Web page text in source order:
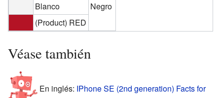
Negro
Blanco
(Product) RED
Véase también
En inglés: IPhone SE (2nd generation) Facts for